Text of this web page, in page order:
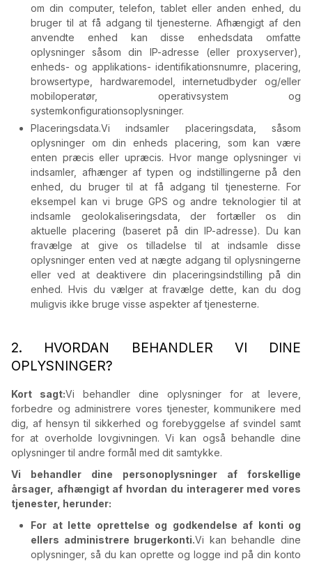
om din computer, telefon, tablet eller anden enhed, du
bruger til at få adgang til tjenesterne. Afhængigt af den
anvendte enhed kan disse enhedsdata omfatte
oplysninger såsom din IP-adresse (eller proxyserver),
enheds- og applikations- identifikationsnumre, placering,
browsertype, hardwaremodel, internetudbyder og/eller
mobiloperatør, operativsystem og
systemkonfigurationsoplysninger.
Placeringsdata.Vi indsamler placeringsdata, såsom
oplysninger om din enheds placering, som kan være
enten præcis eller upræcis. Hvor mange oplysninger vi
indsamler, afhænger af typen og indstillingerne på den
enhed, du bruger til at få adgang til tjenesterne. For
eksempel kan vi bruge GPS og andre teknologier til at
indsamle geolokaliseringsdata, der fortæller os din
aktuelle placering (baseret på din IP-adresse). Du kan
fravælge at give os tilladelse til at indsamle disse
oplysninger enten ved at nægte adgang til oplysningerne
eller ved at deaktivere din placeringsindstilling på din
enhed. Hvis du vælger at fravælge dette, kan du dog
muligvis ikke bruge visse aspekter af tjenesterne.
2. HVORDAN BEHANDLER VI DINE
OPLYSNINGER?
Kort sagt:Vi behandler dine oplysninger for at levere,
forbedre og administrere vores tjenester, kommunikere med
dig, af hensyn til sikkerhed og forebyggelse af svindel samt
for at overholde lovgivningen. Vi kan også behandle dine
oplysninger til andre formål med dit samtykke.
Vi behandler dine personoplysninger af forskellige
årsager, afhængigt af hvordan du interagerer med vores
tjenester, herunder:
For at lette oprettelse og godkendelse af konti og
ellers administrere brugerkonti.Vi kan behandle dine
oplysninger, så du kan oprette og logge ind på din konto